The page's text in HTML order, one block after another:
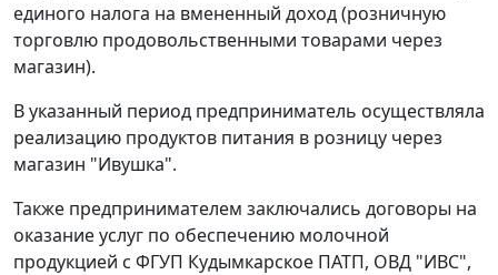
единого налога на вмененный доход (розничную
торговлю продовольственными товарами через
магазин).
В указанный период предприниматель осуществляла
реализацию продуктов питания в розницу через
магазин "Ивушка".
Также предпринимателем заключались договоры на
оказание услуг по обеспечению молочной
продукцией с ФГУП Кудымкарское ПАТП, ОВД "ИВС",